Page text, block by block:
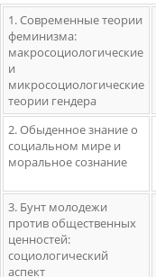
1. Современные теории
феминизма:
макросоциологические
и
микросоциологические
теории гендера
2. Обыденное знание о
социальном мире и
моральное сознание
3. Бунт молодежи
против общественных
ценностей:
социологический
аспект